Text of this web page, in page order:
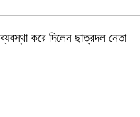
ব্যবস্থা করে দিলেন ছাত্রদল নেতা